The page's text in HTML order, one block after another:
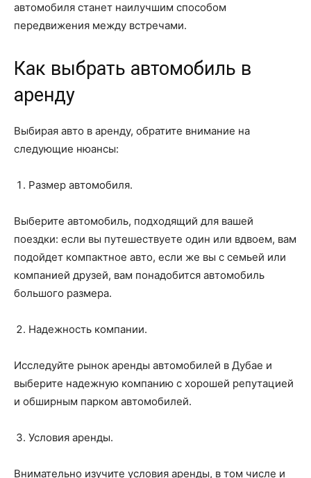
автомобиля станет наилучшим способом
передвижения между встречами.
Как выбрать автомобиль в
аренду
Выбирая авто в аренду, обратите внимание на
следующие нюансы:
Размер автомобиля.
Выберите автомобиль, подходящий для вашей
поездки: если вы путешествуете один или вдвоем, вам
подойдет компактное авто, если же вы с семьей или
компанией друзей, вам понадобится автомобиль
большого размера.
Надежность компании.
Исследуйте рынок аренды автомобилей в Дубае и
выберите надежную компанию с хорошей репутацией
и обширным парком автомобилей.
Условия аренды.
Внимательно изучите условия аренды, в том числе и